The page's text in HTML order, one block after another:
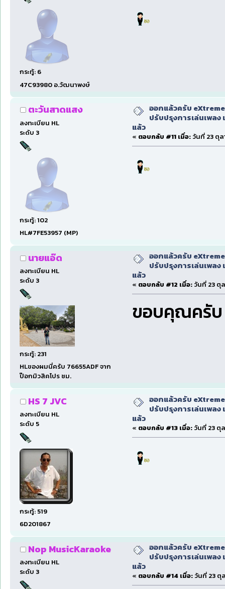
กระทู้: 6
47C93980 อ.วัฒนาพงษ์
ตะวันสาดแสง
ลงทะเบียน HL
ระดับ 3
กระทู้: 102
HL#7FE53957 (MP)
ออกแล้วครับ
ปรับปรุงการเล่นเพลง
แล้ว
« ตอบกลับ #11 เมื่อ: วันที่ 23 ตุล
นายแอ๊ด
ลงทะเบียน HL
ระดับ 3
กระทู้: 231
HLของผมนี่ครับ 76655ADF จาก
ป๊อกมิวสิคโปร ชม.
ออกแล้วครับ
ปรับปรุงการเล่นเพลง
แล้ว
« ตอบกลับ #12 เมื่อ: วันที่ 23 ตุ
ขอบคุณครั
HS 7 JVC
ลงทะเบียน HL
ระดับ 5
กระทู้: 519
6D201867
ออกแล้วครับ
ปรับปรุงการเล่นเพลง
แล้ว
« ตอบกลับ #13 เมื่อ: วันที่ 23 ตุ
Nop MusicKaraoke
ลงทะเบียน HL
ระดับ 3
ออกแล้วครับ
ปรับปรุงการเล่นเพลง
แล้ว
« ตอบกลับ #14 เมื่อ: วันที่ 23 ตุ